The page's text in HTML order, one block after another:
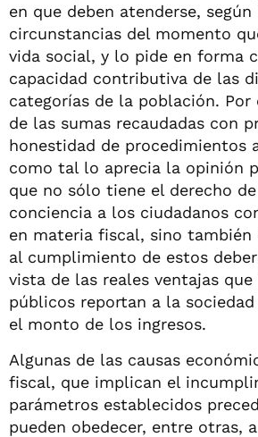
en que deben atenderse, según
circunstancias del momento
vida social, y lo pide en forma
capacidad contributiva de las
categorías de la población. Por
de las sumas recaudadas con
honestidad de procedimientos
como tal lo aprecia la opinión
que no sólo tiene el derecho
conciencia a los ciudadanos
en materia fiscal, sino
al cumplimiento de estos
vista de las reales ventajas
públicos reportan a la
el monto de los ingresos.
Algunas de las causas
fiscal, que implican el
parámetros establecidos
pueden obedecer, entre otras,